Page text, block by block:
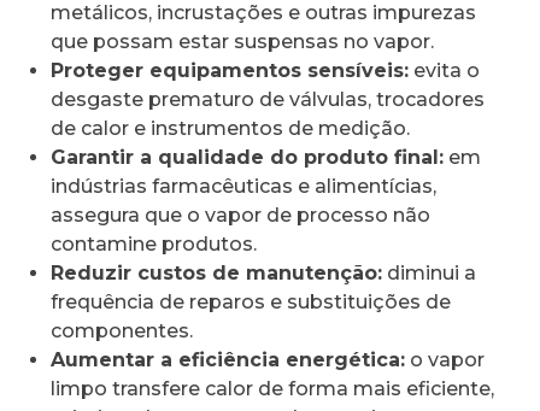
metálicos, incrustações e outras impurezas
que possam estar suspensas no vapor.
Proteger equipamentos sensíveis: evita o
desgaste prematuro de válvulas, trocadores
de calor e instrumentos de medição.
Garantir a qualidade do produto final: em
indústrias farmacêuticas e alimentícias,
assegura que o vapor de processo não
contamine produtos.
Reduzir custos de manutenção: diminui a
frequência de reparos e substituições de
componentes.
Aumentar a eficiência energética: o vapor
limpo transfere calor de forma mais eficiente,